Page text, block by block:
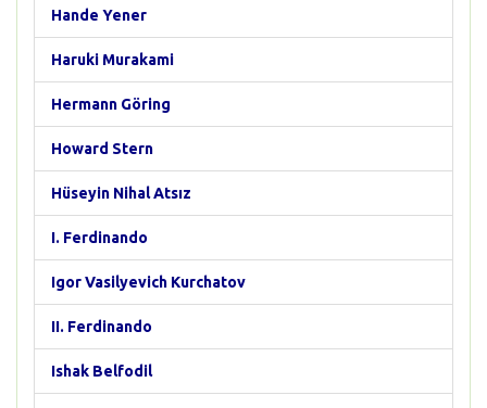
Hande Yener
Haruki Murakami
Hermann Göring
Howard Stern
Hüseyin Nihal Atsız
I. Ferdinando
Igor Vasilyevich Kurchatov
II. Ferdinando
Ishak Belfodil